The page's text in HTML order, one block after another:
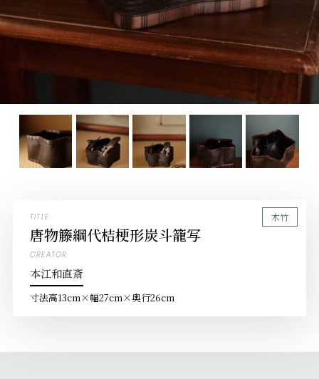
TITLE
唐物籐綱代桔梗形炭斗籠写
CREATOR
本江和直斎
寸法高13cm×幅27cm×奥行26cm
木竹